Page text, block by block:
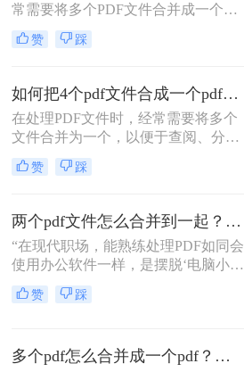
常需要将多个PDF文件合并成一个单
一的文件，以简化发送、存储或打印
的过程。无论是为了创建综合报告、
握pdf怎么合并在一起是一项非常实用
的技能。本文将介绍三种不同的PDF
合并方法。
赞 踩
如何把4个pdf文件合成一个pdf？这3种合成方法请务必学会！
在处理PDF文件时，经常需要将多个
文件合并为一个，以便于查阅、分享
或存储。那么如何把4个pdf文件合成
一个pdf呢？本文将介绍三种将4个
赞 踩
两个pdf文件怎么合并到一起？3分钟教会你5种专业方法，最后一招绝了！
“在现代职场，能熟练处理PDF如同会
使用办公软件一样，是摆脱‘电脑小
白’标签、提升个人效率的隐形核心竞
争力。”——小编“领导刚把项目合同
急的！”这样的场景，你是否熟悉？
赞 踩
多个pdf怎么合并成一个pdf？小编亲测高效方法大公开！